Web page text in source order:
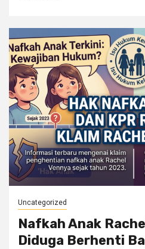
Uncategorized
Nafkah Anak
Diduga Berhenti